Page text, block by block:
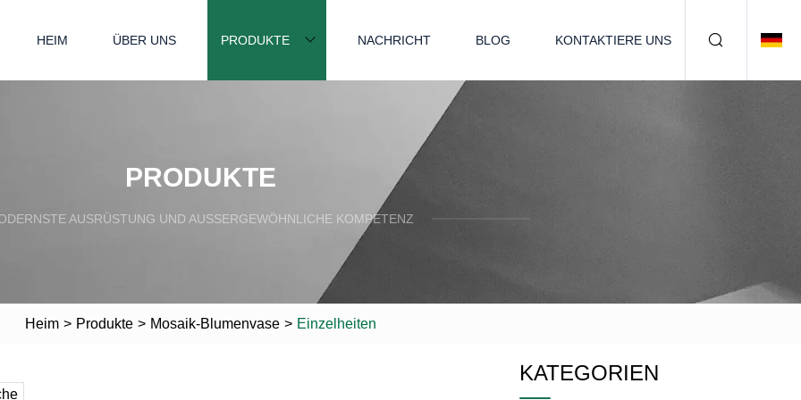
HEIM ÜBER UNS PRODUKTE NACHRICHT BLOG KONTAKTIERE UNS
PRODUKTE
AUSRÜSTUNG UND AUSSERGEWÖHNLICHE KOMPETENZ
Heim > Produkte > Mosaik-Blumenvase > Einzelheiten
KATEGORIEN